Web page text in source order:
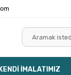
KENDİ İMALATIMIZ